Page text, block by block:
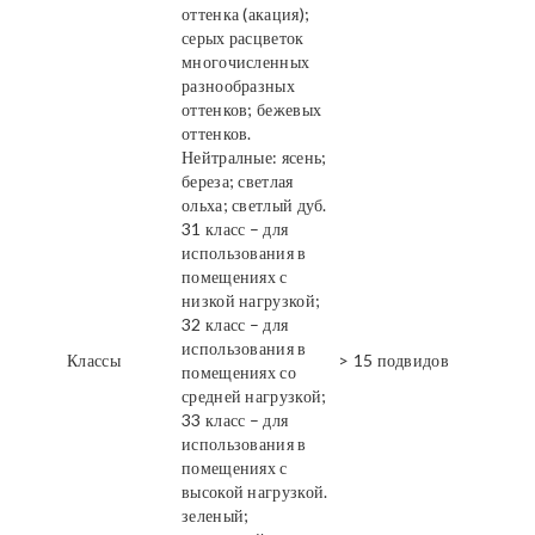
оттенка (акация);
серых расцветок
многочисленных
разнообразных
оттенков; бежевых
оттенков.
Нейтралные: ясень;
береза; светлая
ольха; светлый дуб.
Классы
31 класс – для
использования в
помещениях с
низкой нагрузкой;
32 класс – для
использования в
помещениях со
средней нагрузкой;
33 класс – для
использования в
помещениях с
высокой нагрузкой.
> 15 подвидов
зеленый;